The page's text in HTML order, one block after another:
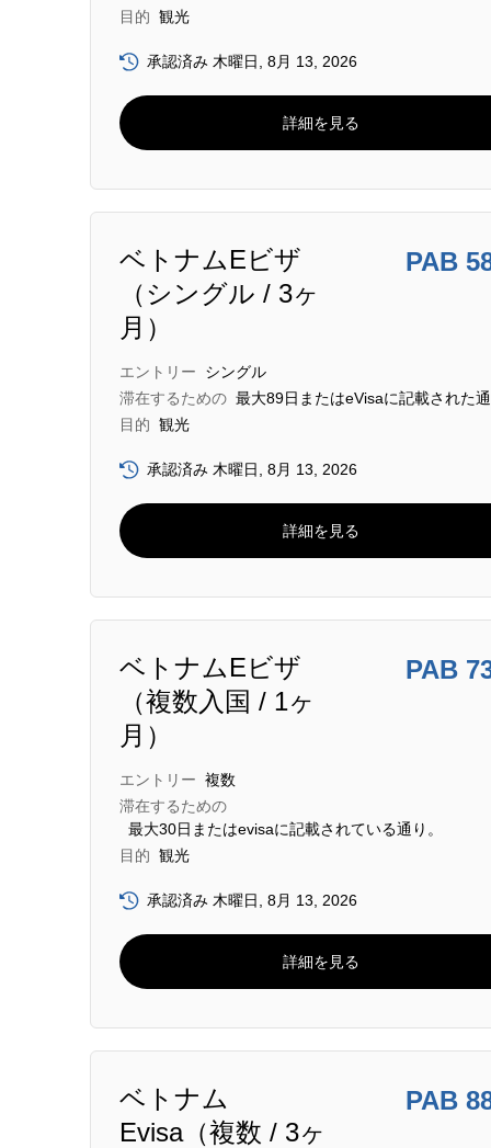
目的 観光
承認済み 木曜日, 8月 13, 2026
詳細を見る
ベトナムEビザ
（シングル / 3ヶ
月）
PAB
エントリー
シングル
滞在するための 最大89日またはeVisaに記載された
目的 観光
承認済み 木曜日, 8月 13, 2026
詳細を見る
ベトナムEビザ
（複数入国 / 1ヶ
月）
PAB
エントリー 複数
滞在するための
最大30日またはevisaに記載されている通り。
目的 観光
承認済み 木曜日, 8月 13, 2026
詳細を見る
ベトナム
Evisa（複数 / 3ヶ
PAB